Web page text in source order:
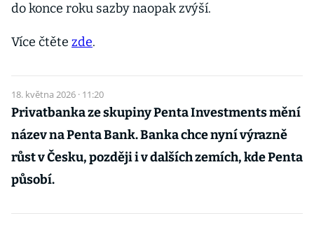
do konce roku sazby naopak zvýší.
Více čtěte zde.
18. května 2026 · 11:20
Privatbanka ze skupiny Penta Investments mění
název na Penta Bank. Banka chce nyní výrazně
růst v Česku, později i v dalších zemích, kde Penta
působí.